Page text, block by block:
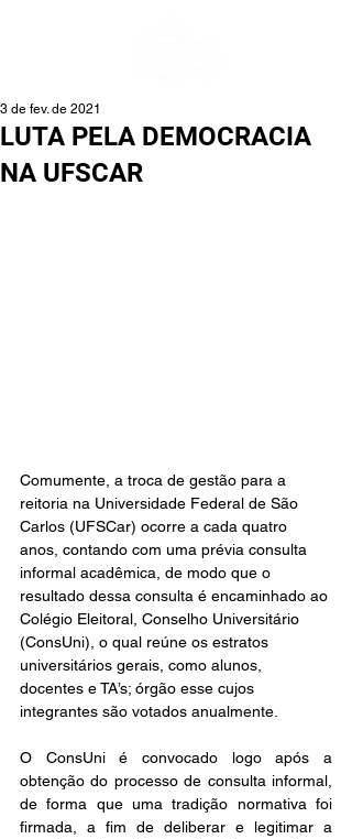
LUTA PELA DEMOCRACIA
NA UFSCAR
3 de fev. de 2021
Comumente, a troca de gestão para a
reitoria na Universidade Federal de São
Carlos (UFSCar) ocorre a cada quatro
anos, contando com uma prévia consulta
informal acadêmica, de modo que o
resultado dessa consulta é encaminhado ao
Colégio Eleitoral, Conselho Universitário
(ConsUni), o qual reúne os estratos
universitários gerais, como alunos,
docentes e TA’s; órgão esse cujos
integrantes são votados anualmente.
O ConsUni é convocado logo após a
obtenção do processo de consulta informal,
de forma que uma tradição normativa foi
firmada, a fim de deliberar e legitimar a